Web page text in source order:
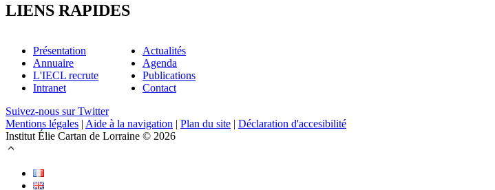
LIENS RAPIDES
Présentation
Annuaire
L'IECL recrute
Intranet
Actualités
Agenda
Publications
Contact
Suivez-nous sur Twitter
Mentions légales | Aide à la navigation | Plan du site | Déclaration d'accesibilité
Institut Élie Cartan de Lorraine © 2026